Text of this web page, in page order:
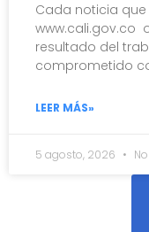
Cada noticia
www.cali.gov.co
resultado del
comprometido
LEER MÁS»
5 agosto, 2026